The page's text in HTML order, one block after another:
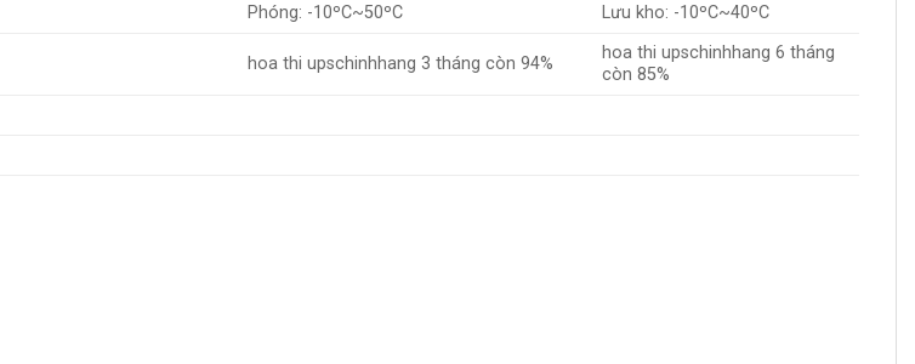
Phóng: -10ºC~50ºC Lưu kho: -10ºC~40ºC
hoa thi upschinhhang 3 tháng còn 94%
hoa thi upschinhhang 6 tháng
còn 85%